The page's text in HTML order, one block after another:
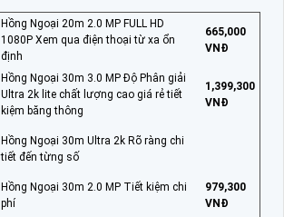
Hồng Ngoại 20m 2.0 MP FULL HD
1080P Xem qua điện thoại từ xa ổn
định
665,000
VNĐ
Hồng Ngoại 30m 3.0 MP Độ Phân giải
Ultra 2k lite chất lượng cao giá rẻ tiết
kiệm băng thông
1,399,300
VNĐ
Hồng Ngoại 30m Ultra 2k Rõ ràng chi
tiết đến từng số
Hồng Ngoại 30m 2.0 MP Tiết kiệm chi
phí
979,300
VNĐ